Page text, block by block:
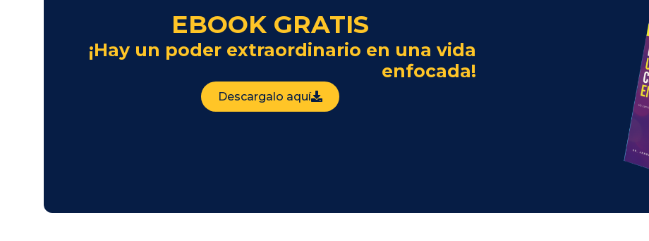
EBOOK GRATIS
¡Hay un poder extraordinario en una vida
enfocada!
Descargalo aquí